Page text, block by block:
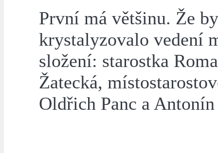
První má většinu. Že by
krystalyzovalo vedení
složení: starostka
Žatecká,
Oldřich Panc a